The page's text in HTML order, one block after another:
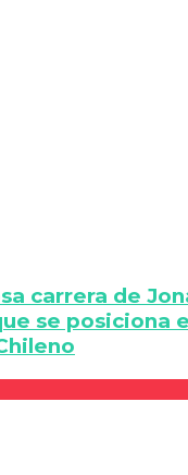
carrera de
se posiciona